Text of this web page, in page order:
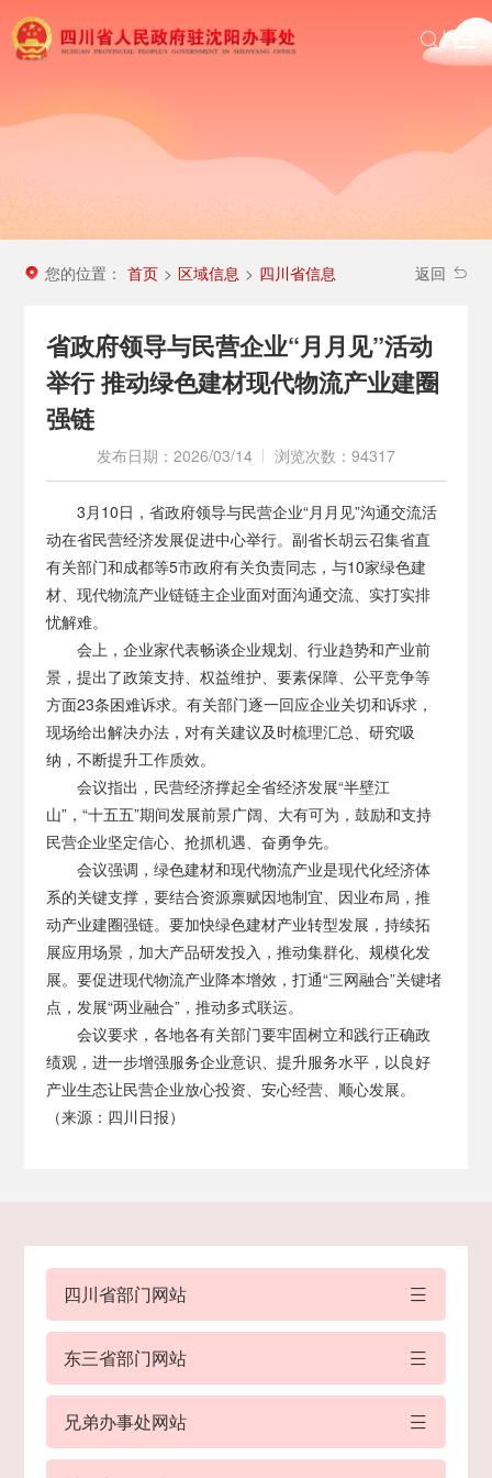
首页
投资四川
您的位置： 首页 > 区域信息 > 四川省信息 返回
省政府领导与民营企业“月月见”活动
举行 推动绿色建材现代物流产业建圈
强链
发布日期：2026/03/14 浏览次数：94317
3月10日，省政府领导与民营企业“月月见”沟通交流活
动在省民营经济发展促进中心举行。副省长胡云召集省直
有关部门和成都等5市政府有关负责同志，与10家绿色建
材、现代物流产业链链主企业面对面沟通交流、实打实排
忧解难。
会上，企业家代表畅谈企业规划、行业趋势和产业前
景，提出了政策支持、权益维护、要素保障、公平竞争等
方面23条困难诉求。有关部门逐一回应企业关切和诉求，
现场给出解决办法，对有关建议及时梳理汇总、研究吸
纳，不断提升工作质效。
会议指出，民营经济撑起全省经济发展“半壁江
山”，“十五五”期间发展前景广阔、大有可为，鼓励和支持
民营企业坚定信心、抢抓机遇、奋勇争先。
会议强调，绿色建材和现代物流产业是现代化经济体
系的关键支撑，要结合资源禀赋因地制宜、因业布局，推
动产业建圈强链。要加快绿色建材产业转型发展，持续拓
展应用场景，加大产品研发投入，推动集群化、规模化发
展。要促进现代物流产业降本增效，打通“三网融合”关键堵
点，发展“两业融合”，推动多式联运。
会议要求，各地各有关部门要牢固树立和践行正确政
绩观，进一步增强服务企业意识、提升服务水平，以良好
产业生态让民营企业放心投资、安心经营、顺心发展。
（来源：四川日报）
四川省部门网站
东三省部门网站
兄弟办事处网站